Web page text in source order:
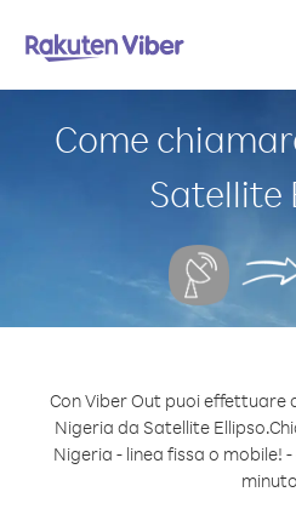
Come
Satellite
Con Viber Out puoi effettuare
Nigeria da Satellite Ellipso.
Nigeria - linea fissa o mobile!